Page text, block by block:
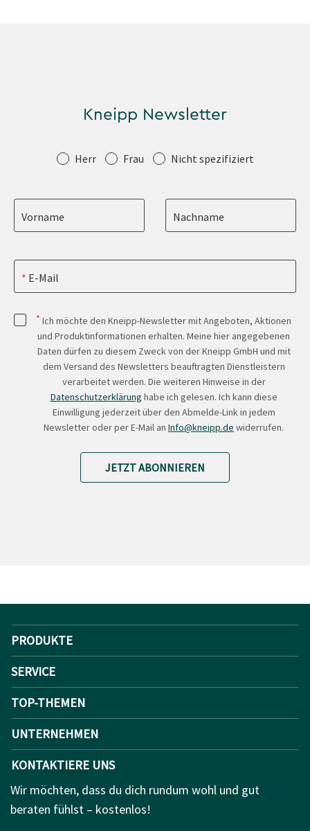
Kneipp Newsletter
Anrede Herr Frau Nicht spezifiziert
Vorname Nachname
E-Mail
* Ich möchte den Kneipp-Newsletter mit Angeboten, Aktionen
und Produktinformationen erhalten. Meine hier angegebenen
Daten dürfen zu diesem Zweck von der Kneipp GmbH und mit
dem Versand des Newsletters beauftragten Dienstleistern
verarbeitet werden. Die weiteren Hinweise in der
Datenschutzerklärung habe ich gelesen. Ich kann diese
Einwilligung jederzeit über den Abmelde-Link in jedem
Newsletter oder per E-Mail an Info@kneipp.de widerrufen.
JETZT ABONNIEREN
PRODUKTE
SERVICE
TOP-THEMEN
UNTERNEHMEN
KONTAKTIERE UNS
Wir möchten, dass du dich rundum wohl und gut
beraten fühlst – kostenlos!